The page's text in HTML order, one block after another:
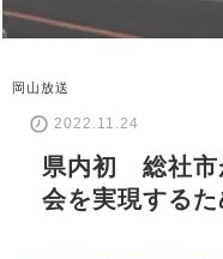
岡山放送
2022.11.24
県内初 総社市
会を実現する